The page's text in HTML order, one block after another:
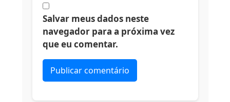
Salvar meus dados neste
navegador para a próxima vez
que eu comentar.